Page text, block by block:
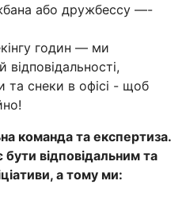
або дружбессу —-
годин — ми
відповідальності,
та снеки в офісі - щоб
команда та експертиза.
відповідальним та
а тому ми: